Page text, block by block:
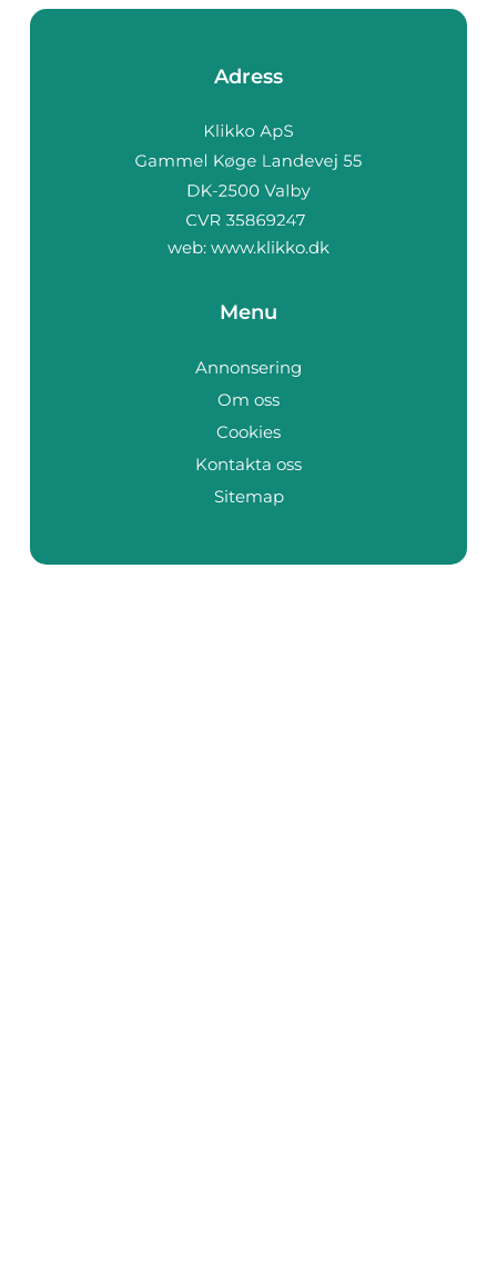
Adress
web: www.klikko.dk
Menu
Annonsering
Om oss
Cookies
Kontakta oss
Sitemap